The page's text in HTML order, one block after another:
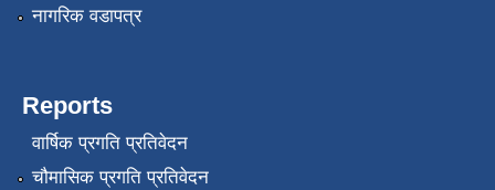
नागरिक वडापत्र
Reports
वार्षिक प्रगति प्रतिवेदन
चौमासिक प्रगति प्रतिवेदन